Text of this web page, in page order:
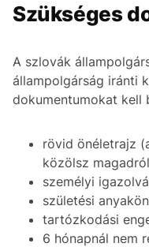
Szükséges
A szlovák
állampolgárság iránti
dokumentumokat kell
rövid önéletrajz
közölsz
személyi
születési
tartózkodási
6 hónapnál nem